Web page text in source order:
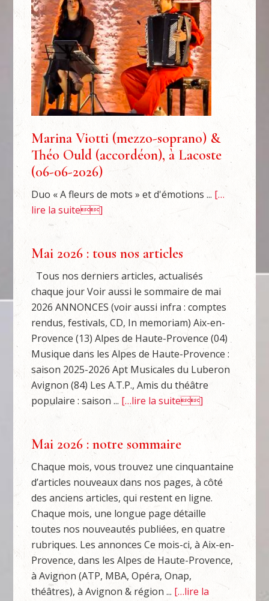
Marina Viotti (mezzo-soprano) &
Théo Ould (accordéon), à Lacoste
(06-06-2026)
Duo « A fleurs de mots » et d'émotions ... […
lire la suite]
Mai 2026 : tous nos articles
Tous nos derniers articles, actualisés
chaque jour Voir aussi le sommaire de mai
2026 ANNONCES (voir aussi infra : comptes
rendus, festivals, CD, In memoriam) Aix-en-
Provence (13) Alpes de Haute-Provence (04)
Musique dans les Alpes de Haute-Provence :
saison 2025-2026 Apt Musicales du Luberon
Avignon (84) Les A.T.P., Amis du théâtre
populaire : saison ... […lire la suite]
Mai 2026 : notre sommaire
Chaque mois, vous trouvez une cinquantaine
d’articles nouveaux dans nos pages, à côté
des anciens articles, qui restent en ligne.
Chaque mois, une longue page détaille
toutes nos nouveautés publiées, en quatre
rubriques. Les annonces Ce mois-ci, à Aix-en-
Provence, dans les Alpes de Haute-Provence,
à Avignon (ATP, MBA, Opéra, Onap,
théâtres), à Avignon & région ... […lire la